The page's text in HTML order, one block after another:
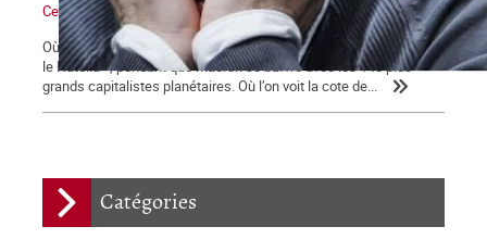
Catégories
Ce qui se dessine
Où l’on voit les médias bien mangeants se ruer vers « la ruée sur
le Nutella », pendant que Macron se baffre avec les 140 plus
grands capitalistes planétaires. Où l’on voit la cote de...